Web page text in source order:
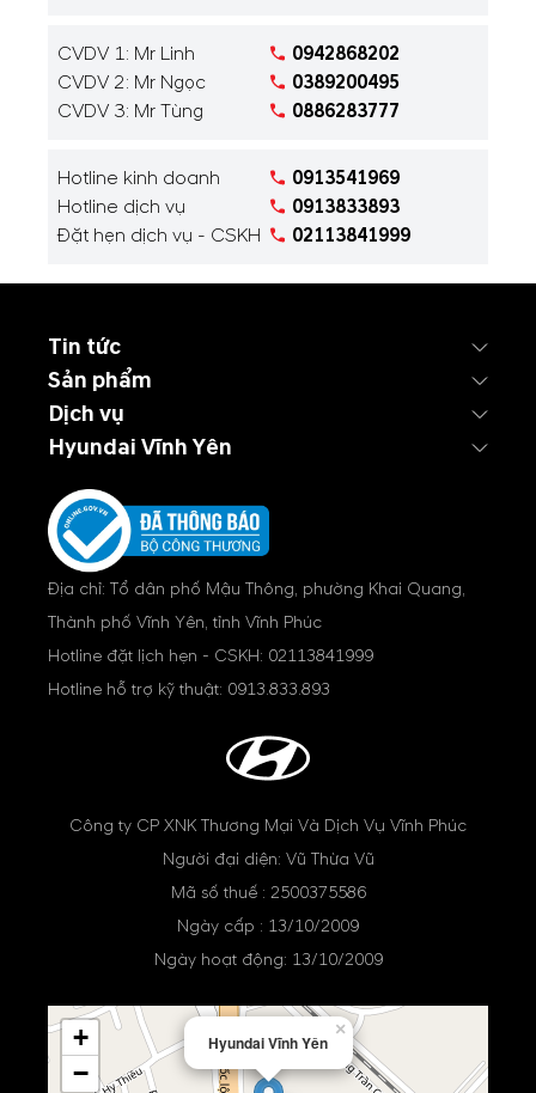
CVDV 1: Mr Linh
CVDV 2: Mr Ngọc
CVDV 3: Mr Tùng
0942868202
0389200495
0886283777
Hotline kinh doanh
Hotline dịch vụ
Đặt hẹn dịch vụ - CSKH
0913541969
0913833893
02113841999
Tin tức
Sản phẩm
Dịch vụ
Hyundai Vĩnh Yên
Địa chỉ: Tổ dân phố Mậu Thông, phường Khai Quang,
Thành phố Vĩnh Yên, tỉnh Vĩnh Phúc
Hotline đặt lịch hẹn - CSKH: 02113841999
Hotline hỗ trợ kỹ thuật: 0913.833.893
Công ty CP XNK Thương Mại Và Dịch Vụ Vĩnh Phúc
Người đại diện: Vũ Thừa Vũ
Mã số thuế : 2500375586
Ngày cấp : 13/10/2009
Ngày hoạt động: 13/10/2009
Hyundai Vĩnh Yên
×
+
−